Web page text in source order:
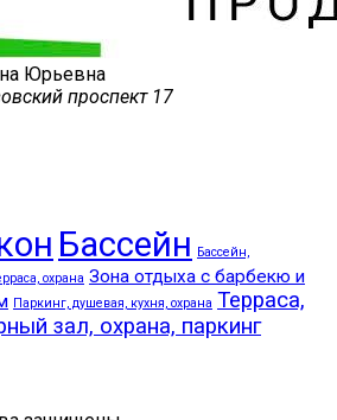
Юрьевна
проспект 17
Бассейн Бассейн,
охрана Зона отдыха с барбекю и
Паркинг, душевая, кухня, охрана Терраса,
зал, охрана, паркинг